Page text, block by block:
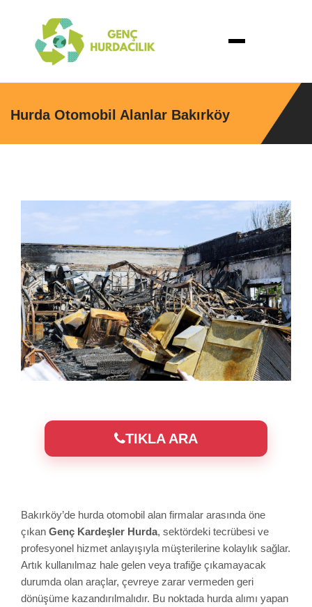
Hurda Otomobil Alanlar Bakırköy
TIKLA ARA
Bakırköy’de hurda otomobil alan firmalar arasında öne
çıkan Genç Kardeşler Hurda, sektördeki tecrübesi ve
profesyonel hizmet anlayışıyla müşterilerine kolaylık sağlar.
Artık kullanılmaz hale gelen veya trafiğe çıkamayacak
durumda olan araçlar, çevreye zarar vermeden geri
dönüşüme kazandırılmalıdır. Bu noktada hurda alımı yapan